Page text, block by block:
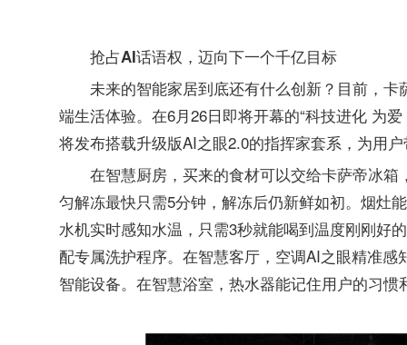
抢占AI话语权，迈向下一个千亿目标
未来的智能家居到底还有什么创新？目前，
端生活体验。在6月26日即将开幕的“科技进化 为
将发布搭载升级版AI之眼2.0的指挥家套系，为用
在智慧厨房，买来的食材可以交给卡萨帝冰
匀解冻最快只需5分钟，解冻后仍新鲜如初。烟灶
水机实时感知水温，只需3秒就能喝到温度刚刚好
配专属洗护程序。在智慧客厅，空调AI之眼精准
智能设备。在智慧浴室，热水器能记住用户的习